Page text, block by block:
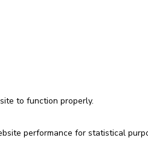
to function properly.
performance for statistical